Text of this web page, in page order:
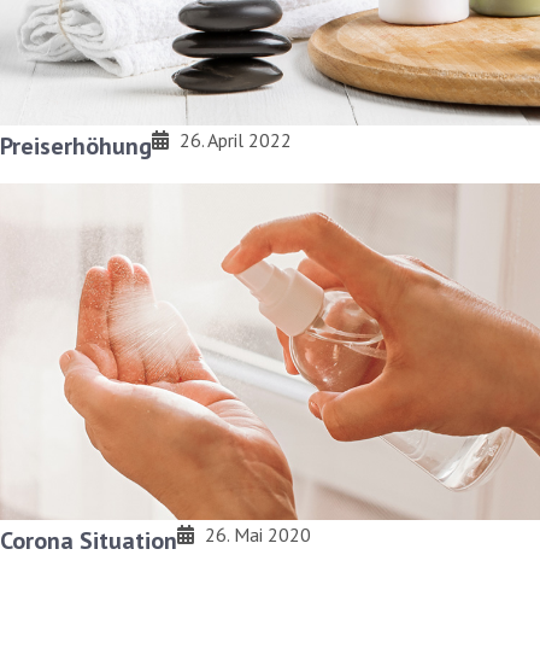
Preiserhöhung 26. April 2022
Corona Situation 26. Mai 2020